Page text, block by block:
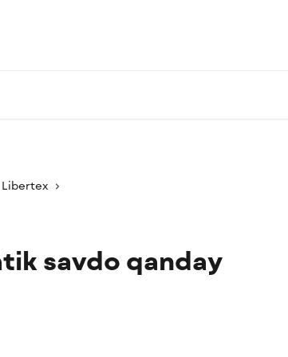
Libertex
savdo qanday